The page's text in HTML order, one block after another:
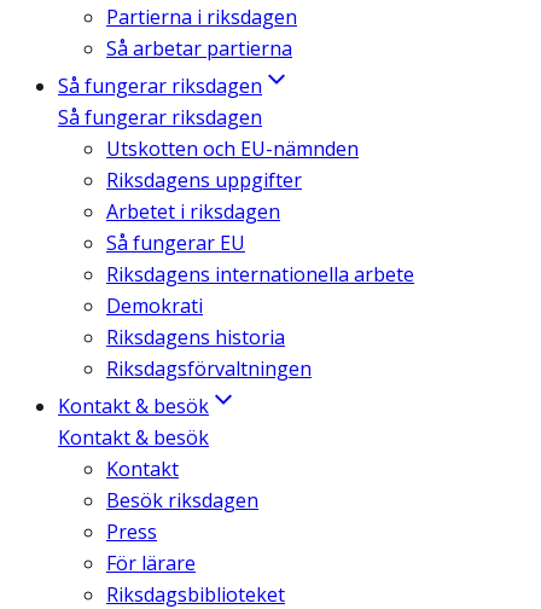
Partierna i riksdagen
Så arbetar partierna
Så fungerar riksdagen
Så fungerar riksdagen
Utskotten och EU-nämnden
Riksdagens uppgifter
Arbetet i riksdagen
Så fungerar EU
Riksdagens internationella arbete
Demokrati
Riksdagens historia
Riksdagsförvaltningen
Kontakt & besök
Kontakt & besök
Kontakt
Besök riksdagen
Press
För lärare
Riksdagsbiblioteket